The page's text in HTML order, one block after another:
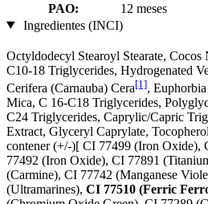
PAO:
12 meses
Ingredientes (INCI)
Octyldodecyl Stearoyl Stearate,
C10-18 Triglycerides, Hydrogenated
Cerifera (Carnauba) Cera[1],
Mica, C 16-C18 Triglycerides,
C24 Triglycerides, Caprylic/Capric
Extract, Glyceryl Caprylate,
contener (+/-)[ CI 77499 (Iron Oxide),
77492 (Iron Oxide), CI 77891
(Carmine), CI 77742 (Manganese
(Ultramarines) , CI 77510 (Ferric